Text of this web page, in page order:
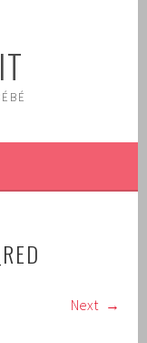
Next